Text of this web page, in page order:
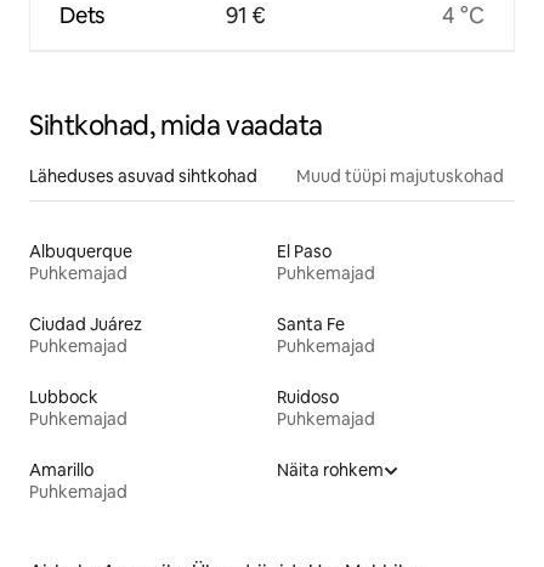
Dets 91 € 4 °C
Sihtkohad, mida vaadata
Läheduses asuvad sihtkohad Muud tüüpi majutuskohad
Albuquerque
Puhkemajad
El Paso
Puhkemajad
Ciudad Juárez
Puhkemajad
Santa Fe
Puhkemajad
Lubbock
Puhkemajad
Ruidoso
Puhkemajad
Amarillo
Puhkemajad
Näita rohkem